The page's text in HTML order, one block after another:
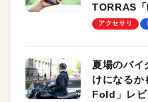
TORRAS
ーも
アクセサリ
夏場のバイ
けになる
Fold」レビ